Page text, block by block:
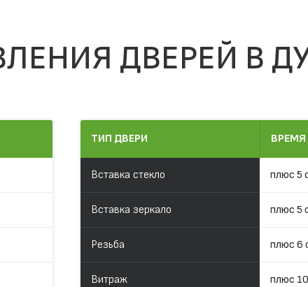
ДВЕРЕЙ В
ТИП ДВЕРИ ВРЕМЯ
Вставка стекло плюс 5
Вставка зеркало плюс 5
Резьба плюс 6
Витраж плюс